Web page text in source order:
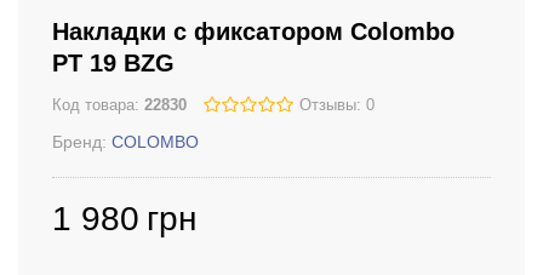
Накладки с фиксатором Colombo
PT 19 BZG
Код товара: 22830 Отзывы: 0
Бренд: COLOMBO
1 980 грн